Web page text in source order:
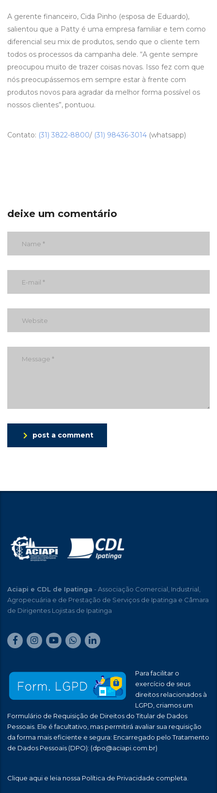
A gerente financeiro, Cida Pinho (esposa de Eduardo),
salientou que a Patty é uma empresa familiar e tem como
diferencial seu mix de produtos, sendo que o cliente tem
todos os processos da campanha dele. “A gente sempre
preocupou muito de trazer coisas novas. Isso fez com que
nós preocupássemos em sempre estar à frente com
produtos novos para agradar da melhor forma possível os
nossos clientes”, pontuou.
Contato: (31) 3822-8800/ (31) 98436-3014 (whatsapp)
deixe um comentário
post a comment
Aciapi e CDL de Ipatinga - Associação Comercial, Industrial,
Agropecuária e de Prestação de Serviços de Ipatinga e Câmara
de Dirigentes Lojistas de Ipatinga
Para facilitar o
exercício de seus
direitos relacionados à
LGPD, criamos um
Formulário de Requisição de Direitos do Titular de Dados
Pessoais. Ele é facultativo, mas permitirá avaliar sua requisição
da forma mais eficiente e segura: Encarregado pelo Tratamento
de Dados Pessoais (DPO): (dpo@aciapi.com.br)
Clique aqui e leia nossa Política de Privacidade completa.